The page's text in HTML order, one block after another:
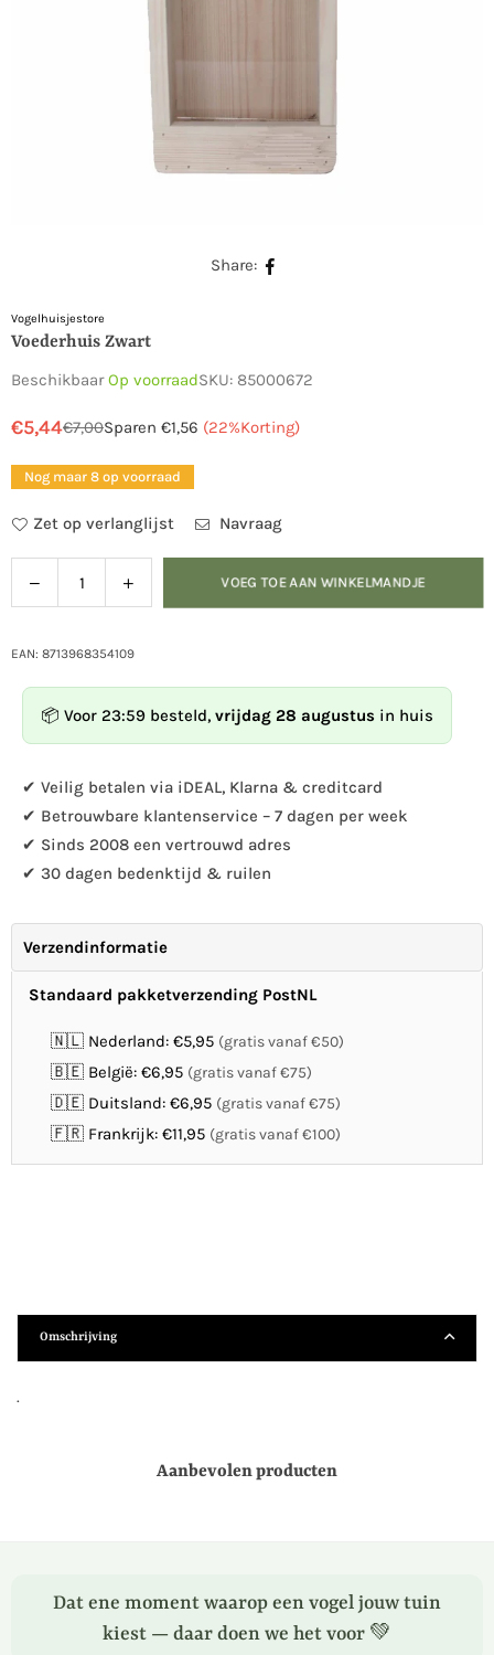
Share:
Vogelhuisjestore
Voederhuis Zwart
BeschikbaarOp voorraadSKU: 85000672
Normale
prijs
€5,44€7,00Sparen €1,56 (22%Korting)
Nog maar 8 op voorraad
Zet op verlanglijst Navraag
Hoeveelheid
Verlaag
de
voor
zwart
Verhoog
de
voor
VOEG TOE AAN WINKELMANDJE
EAN: 8713968354109
📦 Voor 23:59 besteld, vrijdag 28 augustus in huis
✔ Veilig betalen via iDEAL, Klarna & creditcard
✔ Betrouwbare klantenservice – 7 dagen per week
✔ Sinds 2008 een vertrouwd adres
✔ 30 dagen bedenktijd & ruilen
Verzendinformatie
Standaard pakketverzending PostNL
🇳🇱 Nederland: €5,95 (gratis vanaf €50)
🇧🇪 België: €6,95 (gratis vanaf €75)
🇩🇪 Duitsland: €6,95 (gratis vanaf €75)
🇫🇷 Frankrijk: €11,95 (gratis vanaf €100)
Omschrijving
.
Aanbevolen producten
Dat ene moment waarop een vogel jouw tuin
kiest — daar doen we het voor 💚